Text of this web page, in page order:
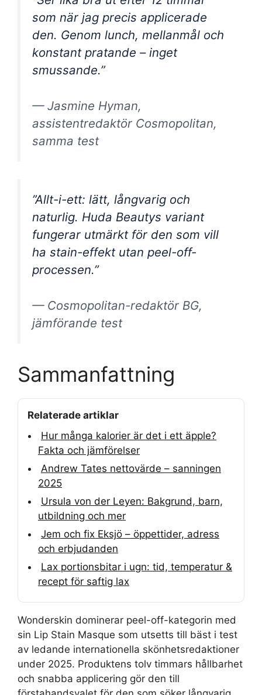
som när jag precis applicerade
den. Genom lunch, mellanmål och
konstant pratande – inget
smussande.”
— Jasmine Hyman,
assistentredaktör Cosmopolitan,
samma test
”Allt-i-ett: lätt, långvarig och
naturlig. Huda Beautys variant
fungerar utmärkt för den som vill
ha stain-effekt utan peel-off-
processen.”
— Cosmopolitan-redaktör BG,
jämförande test
Sammanfattning
Relaterade artiklar
Hur många kalorier är det i ett äpple?
Fakta och jämförelser
Andrew Tates nettovärde – sanningen
2025
Ursula von der Leyen: Bakgrund, barn,
utbildning och mer
Jem och fix Eksjö – öppettider, adress
och erbjudanden
Lax portionsbitar i ugn: tid, temperatur &
recept för saftig lax
Wonderskin dominerar peel-off-kategorin med
sin Lip Stain Masque som utsetts till bäst i test
av ledande internationella skönhetsredaktioner
under 2025. Produktens tolv timmars hållbarhet
och snabba applicering gör den till